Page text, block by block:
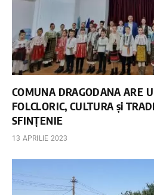
COMUNA DRAGODANA ARE
FOLCLORIC, CULTURA și
SFINȚENIE
13 APRILIE 2023